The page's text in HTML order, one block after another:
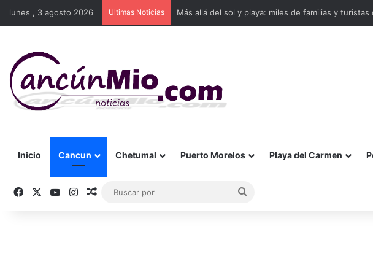
lunes , 3 agosto 2026 Ultimas Noticias Más allá del sol y playa: miles de familias y turistas
Inicio Cancun Chetumal Puerto Morelos Playa del Carmen
FacebookYouTubeInstagram
Publicación al azar